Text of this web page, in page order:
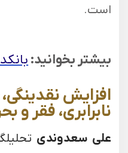
است.
بیشتر بخوانید:
افزایش
نابرابری، فقر و
علی سعدوندی